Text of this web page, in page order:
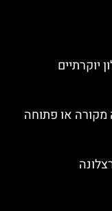
מקורה או פתוחה